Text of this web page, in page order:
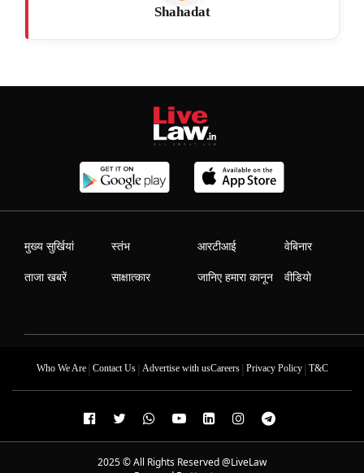
Shahadat
मुख्य सुर्खियां
ताजा खबरें
स्तंभ
साक्षात्कार
आरटीआई
जानिए हमारा कानून
वेबिनार
वीडियो
Who We Are| Contact Us| Advertise with usCareers| Privacy Policy| T&C
2025 © All Rights Reserved @LiveLaw